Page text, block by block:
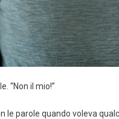
“Non il mio!”
le parole quando voleva